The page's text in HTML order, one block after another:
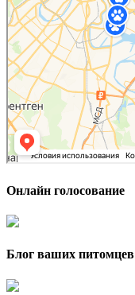
Онлайн голосование
Блог ваших питомцев